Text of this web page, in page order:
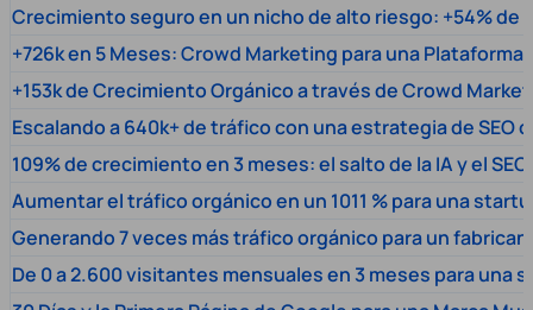
Crecimiento seguro en un nicho de alto riesgo: +54% de
+726k en 5 Meses: Crowd Marketing para una
+153k de Crecimiento Orgánico a través de Crowd
Escalando a 640k+ de tráfico con una estrategia de SEO
109% de crecimiento en 3 meses: el salto de la IA y el SEO
Aumentar el tráfico orgánico en un 1011 % para una
Generando 7 veces más tráfico orgánico para un
De 0 a 2.600 visitantes mensuales en 3 meses para una